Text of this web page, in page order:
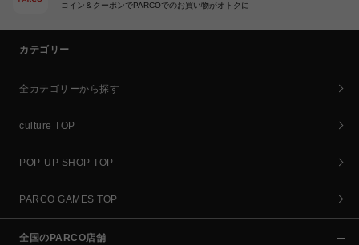
コイン＆クーポンでPARCOでのお買い物がオトクに
カテゴリー
全カテゴリーから探す
culture TOP
POP-UP SHOP TOP
PARCO GAMES TOP
全国のPARCO店舗